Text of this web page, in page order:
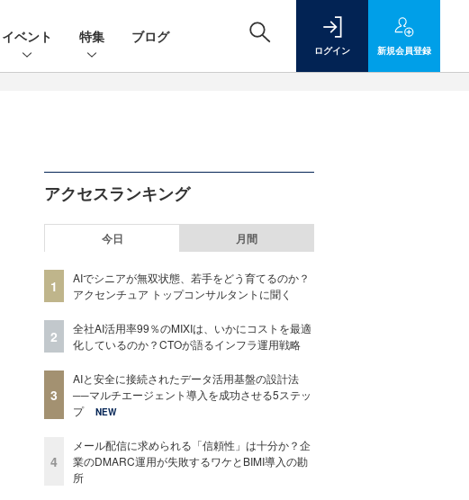
イベント 特集 ブログ
ログイン 新規会員登録
アクセスランキング
今日 月間
1
AIでシニアが無双状態、若手をどう育てるのか？
アクセンチュア トップコンサルタントに聞く
2
全社AI活用率99％のMIXIは、いかにコストを最適
化しているのか？CTOが語るインフラ運用戦略
3
AIと安全に接続されたデータ活用基盤の設計法
──マルチエージェント導入を成功させる5ステッ
プ
NEW
4
メール配信に求められる「信頼性」は十分か？企
業のDMARC運用が失敗するワケとBIMI導入の勘
所